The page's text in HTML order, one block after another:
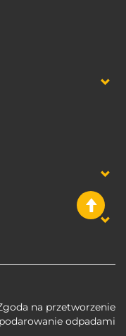
na przetworzenie
odpadami